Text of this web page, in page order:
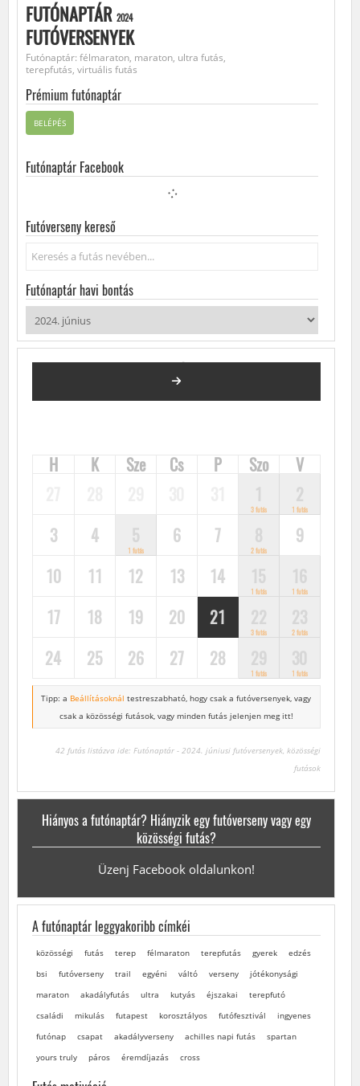
FUTÓNAPTÁR 2024
FUTÓVERSENYEK
Futónaptár: félmaraton, maraton, ultra futás,
terepfutás, virtuális futás
Prémium futónaptár
BELÉPÉS
Futónaptár Facebook
Futóverseny kereső
Keresés...
Futónaptár havi bontás
2024. JÚNIUS
H K Sze Cs P Szo
V
3 futás 1 futás
3 4
1 futás
6 7
2 futás
9
10
11 12 13 14
1 futás 1 futás
17 18 19 20 21
3 futás 2 futás
24 25 26 27 28
1 futás 1 futás
Tipp: a Beállításoknál testreszabható, hogy csak a futóversenyek, vagy
csak a közösségi futások, vagy minden futás jelenjen meg itt!
42 futás listázva ide: Futónaptár - 2024. júniusi futóversenyek, közösségi
futások
Hiányos a futónaptár? Hiányzik egy futóverseny vagy egy
közösségi futás?
Üzenj Facebook oldalunkon!
A futónaptár leggyakoribb címkéi
közösségi futás terep félmaraton terepfutás gyerek
edzés
bsi
futóverseny trail egyéni váltó verseny
jótékonysági
maraton
akadályfutás ultra kutyás éjszakai
terepfutó
családi
mikulás futapest korosztályos futófesztivál
ingyenes
futónap
csapat akadályverseny achilles napi futás
spartan
yours truly
páros éremdíjazás cross